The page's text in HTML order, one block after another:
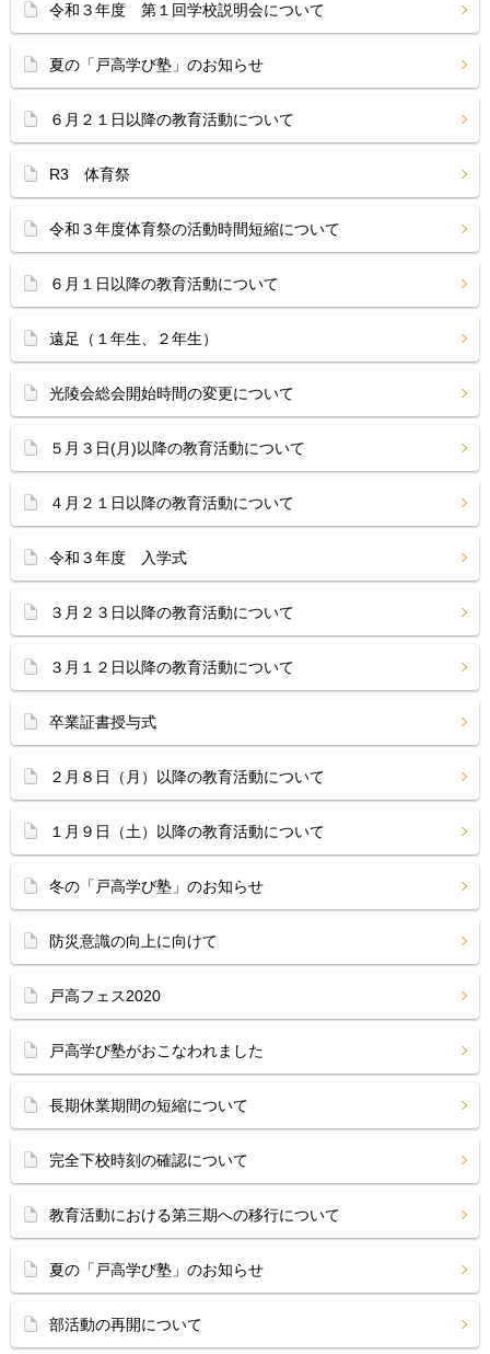
令和３年度 第１回学校説明会について
夏の「戸高学び塾」のお知らせ
６月２１日以降の教育活動について
R3 体育祭
令和３年度体育祭の活動時間短縮について
６月１日以降の教育活動について
遠足（１年生、２年生）
光陵会総会開始時間の変更について
５月３日(月)以降の教育活動について
４月２１日以降の教育活動について
令和３年度 入学式
３月２３日以降の教育活動について
３月１２日以降の教育活動について
卒業証書授与式
２月８日（月）以降の教育活動について
１月９日（土）以降の教育活動について
冬の「戸高学び塾」のお知らせ
防災意識の向上に向けて
戸高フェス2020
戸高学び塾がおこなわれました
長期休業期間の短縮について
完全下校時刻の確認について
教育活動における第三期への移行について
夏の「戸高学び塾」のお知らせ
部活動の再開について